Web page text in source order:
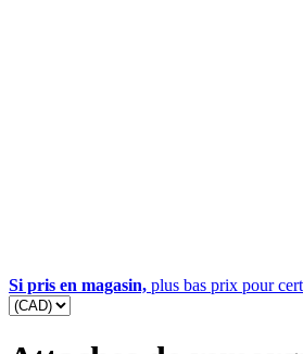
Si pris en magasin, plus bas prix pour